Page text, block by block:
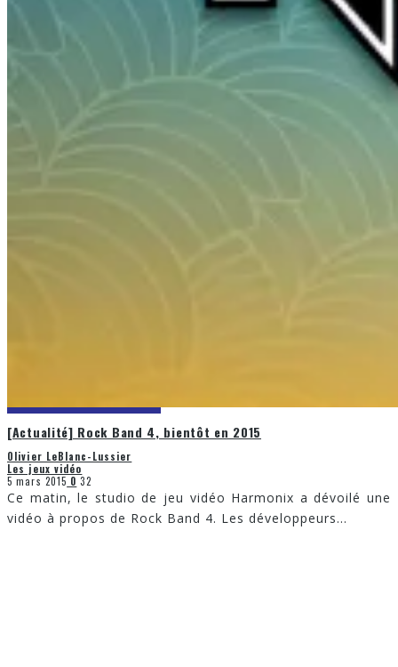
[Actualité] Rock Band 4, bientôt en 2015
Olivier LeBlanc-Lussier
Les jeux vidéo
5 mars 2015 0 32
Ce matin, le studio de jeu vidéo Harmonix a dévoilé une
vidéo à propos de Rock Band 4. Les développeurs...